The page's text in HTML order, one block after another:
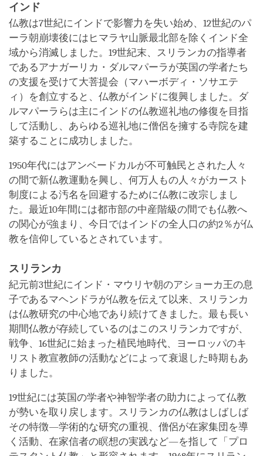
インド
仏教は7世紀にインドで影響力を失い始め、12世紀のパ
ーラ朝崩壊後にはヒマラヤ山脈最北部を除くインド全
域から消滅しました。19世紀末、スリランカの指導者
であるアナガーリカ・ダルマパーラが英国の学者たち
の支援を受けて大菩提会（マハーボディ・ソサエテ
ィ）を創立すると、仏教がインドに復興しました。ダ
ルマパーラらは主にインドの仏教巡礼地の修復を目指
して活動し、あらゆる巡礼地に僧侶を擁する寺院を建
築することに成功しました。
1950年代にはアンベードカルが不可触民とされた人々
の間で新仏教運動を興し、何万人もの人々がカースト
制度による汚名を回避するために仏教に改宗しまし
た。最近10年間には都市部の中産階級の間でも仏教へ
の関心が強まり、今日ではインドの全人口の約2％が仏
教を信仰しているとされています。
スリランカ
紀元前3世紀にインド・マウリヤ朝のアショーカ王の息
子であるマヘンドラが仏教を伝えて以来、スリランカ
は仏教研究の中心地であり続けてきました。最も長い
期間仏教が存続しているのはこのスリランカですが、
戦争、16世紀に始まった植民地時代、ヨーロッパのキ
リスト教宣教師の活動などによって衰退した時期もあ
りました。
19世紀には英国の学者や神智学者の助力によって仏教
が勢いを取り戻します。スリランカの仏教はしばしば
その特徴―学術的な研究の重視、僧侶が在家集団を導
く活動、在家信者の瞑想の実践など―を指して「プロ